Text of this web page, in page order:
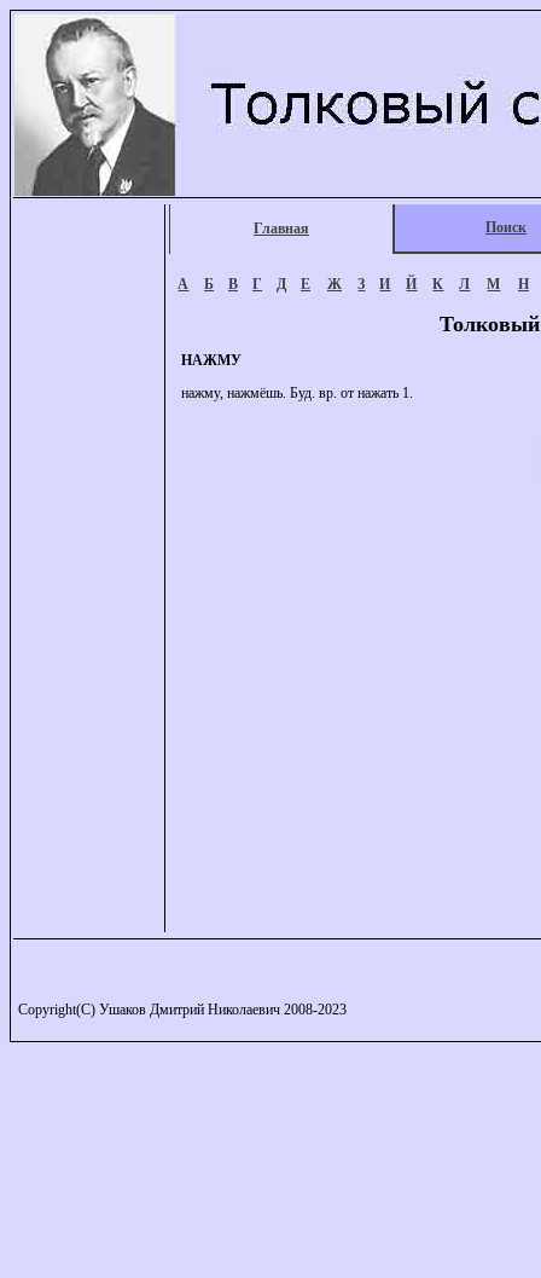
Главная Поиск
А Б В Г Д Е Ж З И Й К Л М Н
НАЖМУ
нажму, нажмёшь. Буд. вр. от нажать 1.
Copyright(C) Ушаков Дмитрий Николаевич 2008-2023